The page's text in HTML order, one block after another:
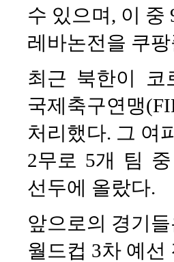
수 있으며, 이 중
레바논전을 쿠
최근 북한이 코
국제축구연맹
처리했다. 그 여
2무로 5개 팀
선두에 올랐다.
앞으로의 경기
월드컵 3차 예선